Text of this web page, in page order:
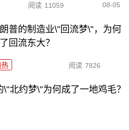
阅读 11059 08-05
普的制造业\"回流梦\"，为何
回流东大？
热 阅读 7826
北约梦\"为何成了一地鸡毛？